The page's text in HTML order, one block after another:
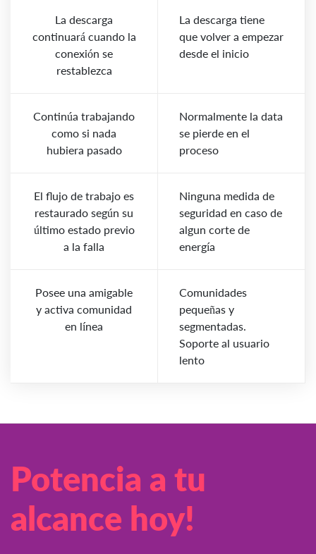
La descarga
continuará cuando la
conexión se
restablezca
La descarga tiene
que volver a empezar
desde el inicio
Continúa trabajando
como si nada
hubiera pasado
Normalmente la data
se pierde en el
proceso
El flujo de trabajo es
restaurado según su
último estado previo
a la falla
Ninguna medida de
seguridad en caso de
algun corte de
energía
Posee una amigable
y activa comunidad
en línea
Comunidades
pequeñas y
segmentadas.
Soporte al usuario
lento
Potencia a tu
alcance hoy!